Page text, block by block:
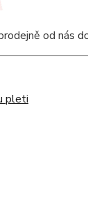
od nás
pleti